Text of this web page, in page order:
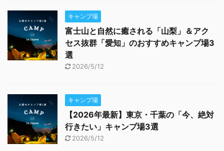
キャンプ場
富士山と自然に癒される「山梨」＆アク
セス抜群「愛知」のおすすめキャンプ場3
選
2026/5/12
キャンプ場
【2026年最新】東京・千葉の「今、絶対
行きたい」キャンプ場3選
2026/5/12